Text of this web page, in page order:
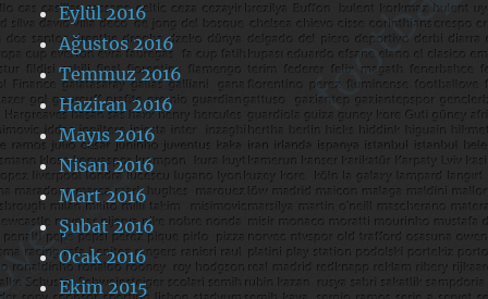
Eylül 2016
Ağustos 2016
Temmuz 2016
Haziran 2016
Mayıs 2016
Nisan 2016
Mart 2016
Şubat 2016
Ocak 2016
Ekim 2015